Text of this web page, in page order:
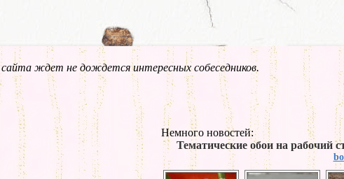
сайта ждет не дождется интересных собеседников.
Немного новостей:
Тематические обои на рабочий